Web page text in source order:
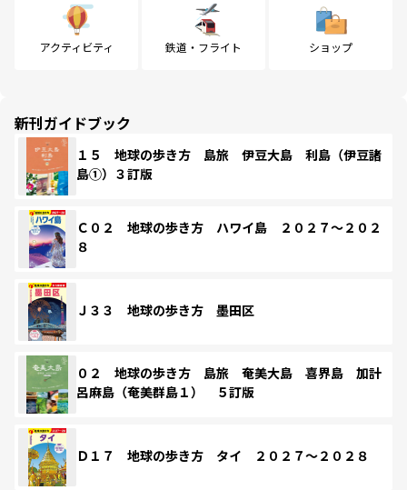
アクティビティ 鉄道・フライト ショップ
新刊ガイドブック
１５ 地球の歩き方 島旅 伊豆大島 利島（伊豆諸
島①）３訂版
Ｃ０２ 地球の歩き方 ハワイ島 ２０２７～２０２
８
Ｊ３３ 地球の歩き方 墨田区
０２ 地球の歩き方 島旅 奄美大島 喜界島 加計
呂麻島（奄美群島１） ５訂版
Ｄ１７ 地球の歩き方 タイ ２０２７～２０２８